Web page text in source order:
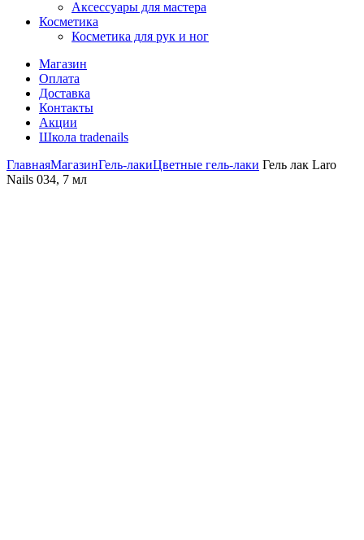
Аксессуары для мастера
Косметика
Косметика для рук и ног
Магазин
Оплата
Доставка
Контакты
Акции
Школа tradenails
ГлавнаяМагазинГель-лакиЦветные гель-лаки Гель лак Laro
Nails 034, 7 мл